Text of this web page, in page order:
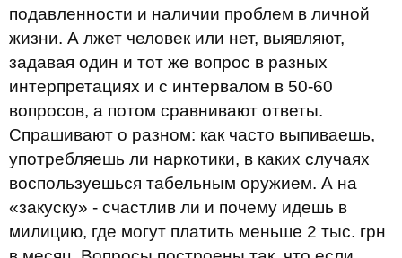
подавленности и наличии проблем в личной
жизни. А лжет человек или нет, выявляют,
задавая один и тот же вопрос в разных
интерпретациях и с интервалом в 50-60
вопросов, а потом сравнивают ответы.
Спрашивают о разном: как часто выпиваешь,
употребляешь ли наркотики, в каких случаях
воспользуешься табельным оружием. А на
«закуску» - счастлив ли и почему идешь в
милицию, где могут платить меньше 2 тыс. грн